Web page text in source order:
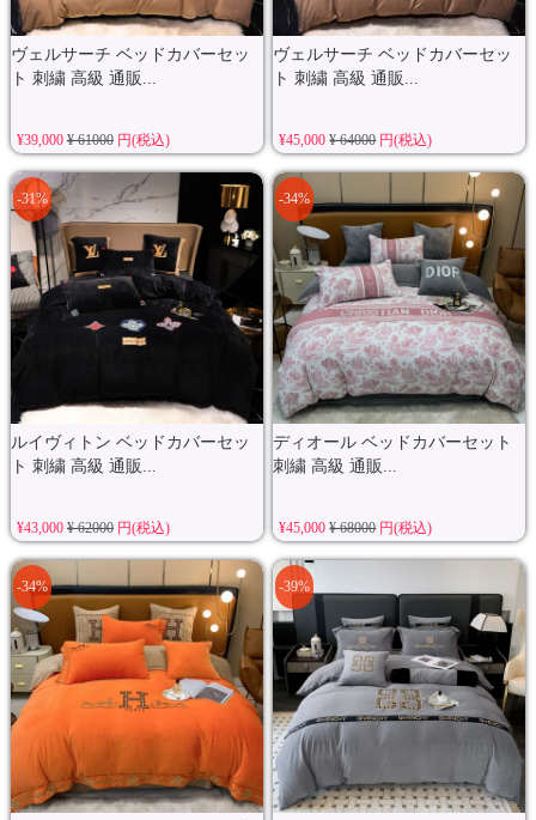
ヴェルサーチ ベッドカバーセッ
ト 刺繍 高級 通販...
¥39,000 ¥ 61000円(税込)
ヴェルサーチ ベッドカバーセッ
ト 刺繍 高級 通販...
¥45,000¥ 64000円(税込)
ルイヴィトン ベッドカバーセッ
ト 刺繍 高級 通販...
-31%
¥43,000 ¥ 62000円(税込)
ディオール ベッドカバーセット
刺繍 高級 通販...
-34%
¥45,000¥ 68000円(税込)
-34% -39%